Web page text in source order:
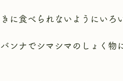
に食べられないようにいろ
ンナでシマシマのしょく物